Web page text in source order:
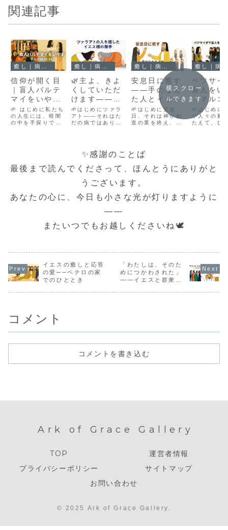
関連記事
信仰が開く目
｜盲人バルテ
マイをいやす
（マルコ10章
46-52節）
🌱 はじめに私たち
の人生には、暗闇
の中を手探りで歩
のが、バルテマイ
けられたイエスさ
まの姿に、私た...
🌿主よ、きよ
くしていただ
けます――ツ
ァラアトの人
に触れたイエ
ス様（ルカ
🌱はじめにツァラ
アト――それはた
だの病ではありま
共同体からも遠ざ
けられる、孤独と
日、そのような状
の男性が、イエス
かにやって来ま
す。そして地にひ
安息日に癒す
――手のなえ
た人とイエス
のまなざし
🌱はじめに安息
日、それは神が創
造の業を終え、休
されていました。
その日、イエスは
えた人」と出会い
にする群衆、さぐ
者たち。それでも
イエスは、迷いな
ベツサイ
盲人をい
（マルコ
22-26）
🌱はじめに
が人々の願
たえて、ひ
しに至るも
く重なりま
っくりと、
横スクロー
ルできます
✨感謝のことば
最後まで読んでくださって、ほんとうにありがと
うございます。
あなたの心に、今日も小さな光が灯りますように
――
またいつでもお越しくださいね🕊️
イエスの癒しと応答
の愛──ペテロの家
でのひととき
「わたしは、そのた
めにつかわされた」
――イエスと群衆の
コメント
コメントを書き込む
Ark of Grace Gallery
TOP
運営者情報
プライバシーポリシー
サイトマップ
お問い合わせ
© 2025 Ark of Grace Gallery.